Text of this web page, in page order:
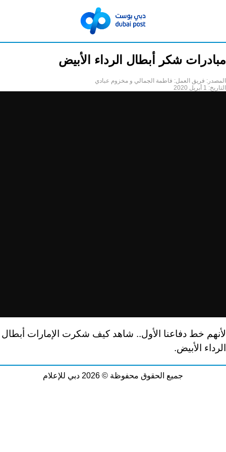
مبادرات شكر أبطال الرداء الأبيض
المصدر: فريق العمل: فاطمة الجمالي و مخزوم عبادي
التاريخ: 1 أبريل 2020
لأنهم خط دفاعنا الأول.. شاهد كيف شكرت الإمارات أبطال
الرداء الأبيض.
جميع الحقوق محفوظة © 2026 دبي للإعلام